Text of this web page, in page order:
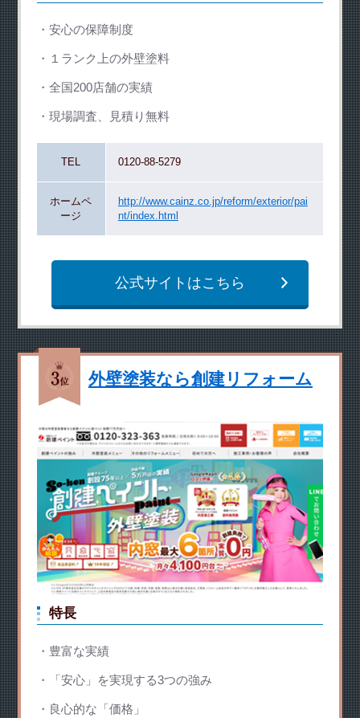
安心の保障制度
１ランク上の外壁塗料
全国200店舗の実績
現場調査、見積り無料
TEL 0120-88-5279
ホームペ
ージ
http://www.cainz.co.jp/reform/exterior/pai
nt/index.html
公式サイトはこちら
外壁塗装なら創建リフォーム
特長
豊富な実績
「安心」を実現する3つの強み
良心的な「価格」